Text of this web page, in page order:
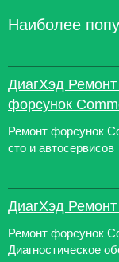
Наиболее
ДиагХэд
форсунок
Ремонт форсунок
сто и автосервисов
ДиагХэд
Ремонт форсунок
Диагностическое